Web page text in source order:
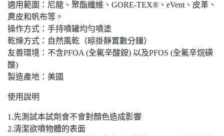
適用範圍：尼龍、聚酯纖維、GORE-TEX®、eVent、皮革、
麂皮和帆布等。
操作方式：手持噴罐均勻噴塗
乾燥方式：自然風乾（晾掛靜置數分鐘）
友善環境：不含PFOA (全氟辛酸銨) 以及PFOS (全氟辛烷磺
酸)
製造產地：美國
使用說明
1.先測試本試劑會不會對顏色造成影響
2.清潔欲噴物體的表面